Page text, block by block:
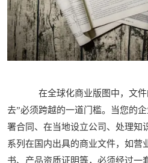
在全球化商业版图中，文件
去”必须跨越的一道门槛。当您的
署合同、在当地设立公司、处理知
系列在国内出具的商业文件，如营
书、产品资质证明等，必须经过一